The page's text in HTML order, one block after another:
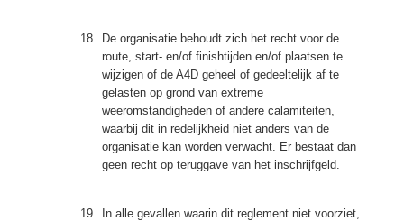
18. De organisatie behoudt zich het recht voor de
route, start- en/of finishtijden en/of plaatsen te
wijzigen of de A4D geheel of gedeeltelijk af te
gelasten op grond van extreme
weeromstandigheden of andere calamiteiten,
waarbij dit in redelijkheid niet anders van de
organisatie kan worden verwacht. Er bestaat dan
geen recht op teruggave van het inschrijfgeld.
19.
In alle gevallen waarin dit reglement niet voorziet,